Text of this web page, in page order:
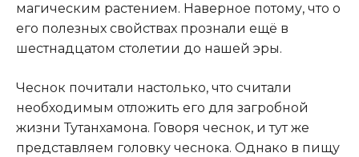
магическим растением. Наверное потому, что о
его полезных свойствах прознали ещё в
шестнадцатом столетии до нашей эры.
Чеснок почитали настолько, что считали
необходимым отложить его для загробной
жизни Тутанхамона. Говоря чеснок, и тут же
представляем головку чеснока. Однако в пищу